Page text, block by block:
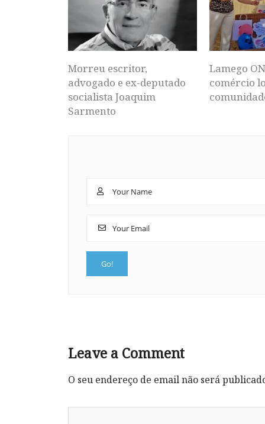
Morreu escritor,
advogado e ex-deputado
socialista Joaquim
Sarmento
Lamego
comércio
Leave a Comment
O seu endereço de email não será